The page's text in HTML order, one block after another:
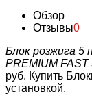
Обзор
Отзывы0
Блок розжига 5
PREMIUM FAST
руб. Купить
установкой.